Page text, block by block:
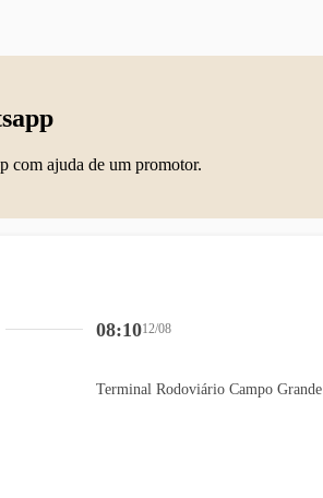
com ajuda de um promotor.
08:1012/08
Terminal Rodoviário Campo Grande